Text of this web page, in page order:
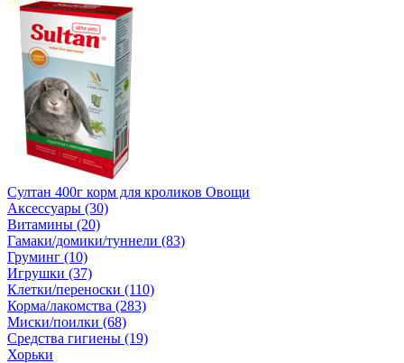
Султан 400г корм для кроликов Овощи
Аксессуары (30)
Витамины (20)
Гамаки/домики/туннели (83)
Груминг (10)
Игрушки (37)
Клетки/переноски (110)
Корма/лакомства (283)
Миски/поилки (68)
Средства гигиены (19)
Хорьки